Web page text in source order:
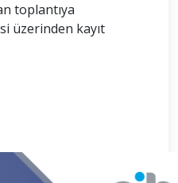
toplantıya
üzerinden kayıt